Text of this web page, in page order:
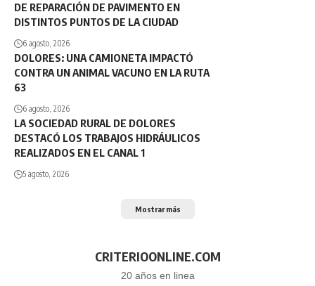
DE REPARACIÓN DE PAVIMENTO EN
DISTINTOS PUNTOS DE LA CIUDAD
6 agosto, 2026
DOLORES: UNA CAMIONETA IMPACTÓ
CONTRA UN ANIMAL VACUNO EN LA RUTA
63
6 agosto, 2026
LA SOCIEDAD RURAL DE DOLORES
DESTACÓ LOS TRABAJOS HIDRÁULICOS
REALIZADOS EN EL CANAL 1
5 agosto, 2026
Mostrar más
CRITERIOONLINE.COM
20 años en linea